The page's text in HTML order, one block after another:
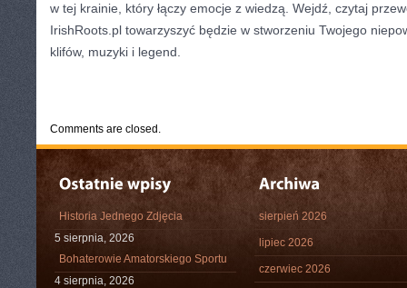
w tej krainie, który łączy emocje z wiedzą. Wejdź, czytaj
IrishRoots.pl towarzyszyć będzie w stworzeniu Twojego
klifów, muzyki i legend.
Comments are closed.
Historia Jednego Zdjęcia
5 sierpnia, 2026
Bohaterowie Amatorskiego Sportu
4 sierpnia, 2026
sierpień 2026
lipiec 2026
czerwiec 2026